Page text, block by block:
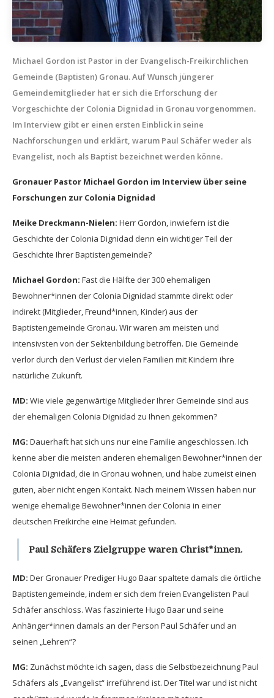
Michael Gordon ist Pastor in der Evangelisch-Freikirchlichen
Gemeinde (Baptisten) Gronau. Auf Wunsch jüngerer
Gemeindemitglieder hat er sich die Erforschung der
Vorgeschichte der Colonia Dignidad in Gronau vorgenommen.
Im Interview gibt er einen ersten Einblick in seine
Nachforschungen und erklärt, warum Paul Schäfer weder als
Evangelist, noch als Baptist bezeichnet werden könne.
Gronauer Pastor Michael Gordon im Interview über seine
Forschungen zur Colonia Dignidad
Meike Dreckmann-Nielen: Herr Gordon, inwiefern ist die
Geschichte der Colonia Dignidad denn ein wichtiger Teil der
Geschichte Ihrer Baptistengemeinde?
Michael Gordon: Fast die Hälfte der 300 ehemaligen
Bewohner*innen der Colonia Dignidad stammte direkt oder
indirekt (Mitglieder, Freund*innen, Kinder) aus der
Baptistengemeinde Gronau. Wir waren am meisten und
intensivsten von der Sektenbildung betroffen. Die Gemeinde
verlor durch den Verlust der vielen Familien mit Kindern ihre
natürliche Zukunft.
MD: Wie viele gegenwärtige Mitglieder Ihrer Gemeinde sind aus
der ehemaligen Colonia Dignidad zu Ihnen gekommen?
MG: Dauerhaft hat sich uns nur eine Familie angeschlossen. Ich
kenne aber die meisten anderen ehemaligen Bewohner*innen der
Colonia Dignidad, die in Gronau wohnen, und habe zumeist einen
guten, aber nicht engen Kontakt. Nach meinem Wissen haben nur
wenige ehemalige Bewohner*innen der Colonia in einer
deutschen Freikirche eine Heimat gefunden.
Paul Schäfers Zielgruppe waren Christ*innen.
MD: Der Gronauer Prediger Hugo Baar spaltete damals die örtliche
Baptistengemeinde, indem er sich dem freien Evangelisten Paul
Schäfer anschloss. Was faszinierte Hugo Baar und seine
Anhänger*innen damals an der Person Paul Schäfer und an
seinen „Lehren“?
MG: Zunächst möchte ich sagen, dass die Selbstbezeichnung Paul
Schäfers als „Evangelist“ irreführend ist. Der Titel war und ist nicht